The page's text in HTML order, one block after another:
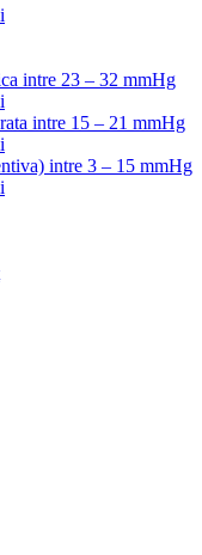
intre 23 – 32 mmHg
intre 15 – 21 mmHg
intre 3 – 15 mmHg